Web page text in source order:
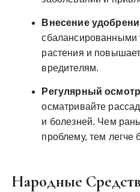
Внесение
сбалансированными
растения и
вредителям.
Регулярный
осматривайте
и болезней. Чем
проблему, тем легче
Народные